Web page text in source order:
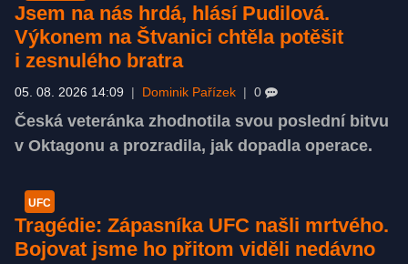
Jsem na nás hrdá, hlásí Pudilová.
Výkonem na Štvanici chtěla potěšit
i zesnulého bratra
05. 08. 2026 14:09 Dominik Pařízek 0
Česká veteránka zhodnotila svou poslední bitvu
v Oktagonu a prozradila, jak dopadla operace.
UFC
Tragédie: Zápasníka UFC našli mrtvého.
Bojovat jsme ho přitom viděli nedávno